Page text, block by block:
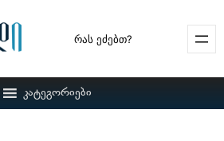
Search
კატეგორიები